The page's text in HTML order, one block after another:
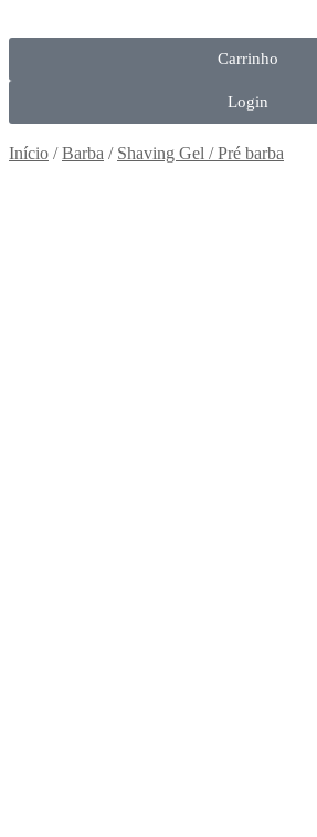
Carrinho
Login
Início /Barba / Shaving Gel / Pré barba